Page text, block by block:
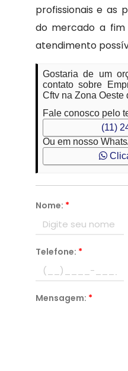
profissionais e as
do mercado a
atendimento
Gostaria de um
contato sobre
Cftv na Zona Oeste
Fale conosco pelo
(11)
Ou em nosso
Nome: *
Telefone: *
Mensagem: *